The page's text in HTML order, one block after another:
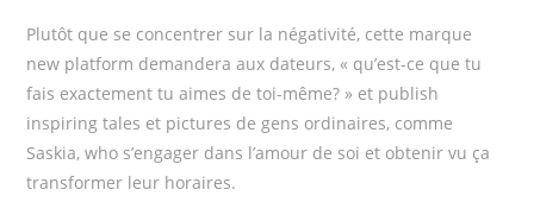
Plutôt que se concentrer sur la négativité, cette marque
new platform demandera aux dateurs, « qu’est-ce que tu
fais exactement tu aimes de toi-même? » et publish
inspiring tales et pictures de gens ordinaires, comme
Saskia, who s’engager dans l’amour de soi et obtenir vu ça
transformer leur horaires.